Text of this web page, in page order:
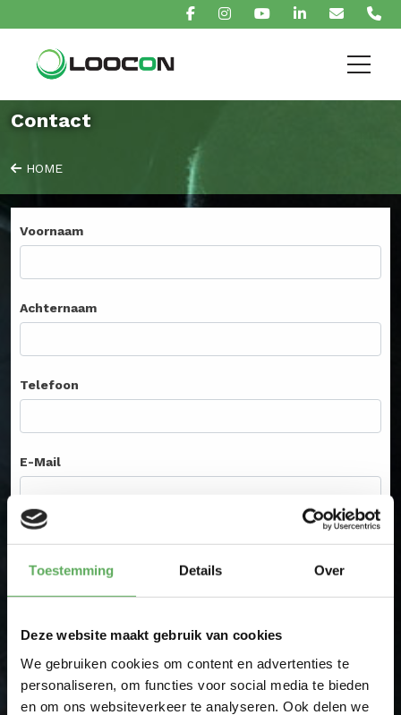
Toestemming Details Over
Deze website maakt gebruik van cookies
We gebruiken cookies om content en advertenties te
personaliseren, om functies voor social media te bieden
en om ons websiteverkeer te analyseren. Ook delen we
Contact
HOME
Voornaam
Achternaam
Telefoon
E-Mail
Product